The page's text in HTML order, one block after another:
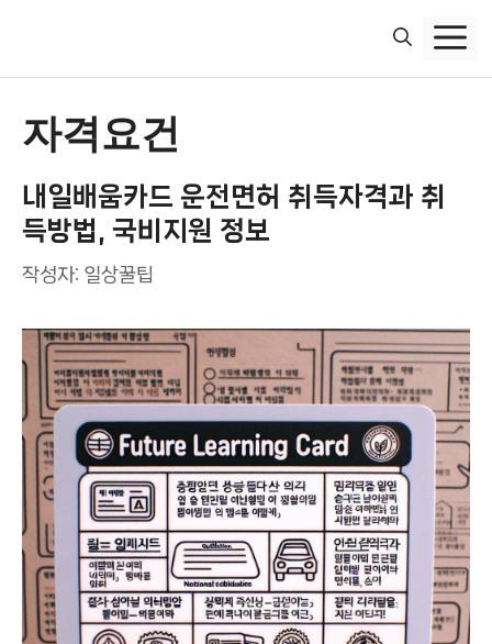
자격요건
내일배움카드 운전면허 취득자격과 취
득방법, 국비지원 정보
작성자: 일상꿀팁